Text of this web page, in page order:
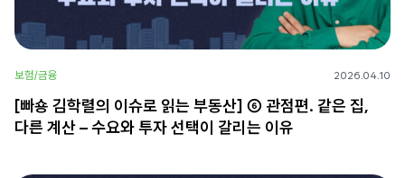
보험/금융 2026.04.10
[빠숑 김학렬의 이슈로 읽는 부동산] ⑥ 관점편. 같은 집,
다른 계산 – 수요와 투자 선택이 갈리는 이유